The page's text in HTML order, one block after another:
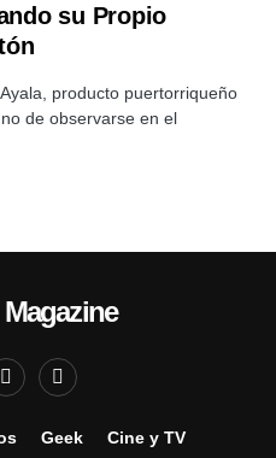
su Propio
producto puertorriqueño
de observarse en el
Geek Cine y TV